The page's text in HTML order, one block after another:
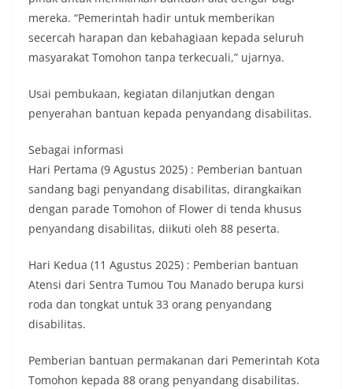
mereka. “Pemerintah hadir untuk memberikan
secercah harapan dan kebahagiaan kepada seluruh
masyarakat Tomohon tanpa terkecuali,” ujarnya.
Usai pembukaan, kegiatan dilanjutkan dengan
penyerahan bantuan kepada penyandang disabilitas.
Sebagai informasi
Hari Pertama (9 Agustus 2025) : Pemberian bantuan
sandang bagi penyandang disabilitas, dirangkaikan
dengan parade Tomohon of Flower di tenda khusus
penyandang disabilitas, diikuti oleh 88 peserta.
Hari Kedua (11 Agustus 2025) : Pemberian bantuan
Atensi dari Sentra Tumou Tou Manado berupa kursi
roda dan tongkat untuk 33 orang penyandang
disabilitas.
Pemberian bantuan permakanan dari Pemerintah Kota
Tomohon kepada 88 orang penyandang disabilitas.